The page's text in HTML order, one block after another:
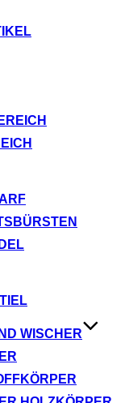
WISCHER